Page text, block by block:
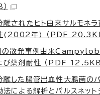
離されたヒト由来サルモネ
(2002年) （PDF 20.3KB
の散発事例由来
び薬剤耐性 （PDF 12.5KB
離した腸管出血性大腸菌の
法による解析とパルスネット